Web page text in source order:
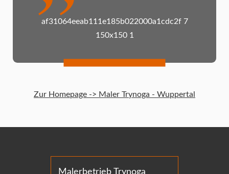
af31064eeab111e185b022000a1cdc2f 7
150x150 1
Zur Homepage -> Maler Trynoga - Wuppertal
Malerbetrieb Trynoga